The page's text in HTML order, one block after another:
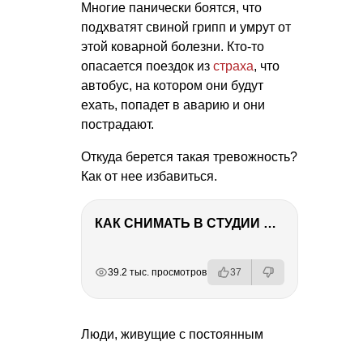
Многие панически боятся, что
подхватят свиной грипп и умрут от
этой коварной болезни. Кто-то
опасается поездок из страха, что
автобус, на котором они будут
ехать, попадет в аварию и они
пострадают.
Откуда берется такая тревожность?
Как от нее избавиться.
КАК СНИМАТЬ В СТУДИИ СО ВСПЫШКАМИ
39.2 тыс. просмотров 37
Люди, живущие с постоянным